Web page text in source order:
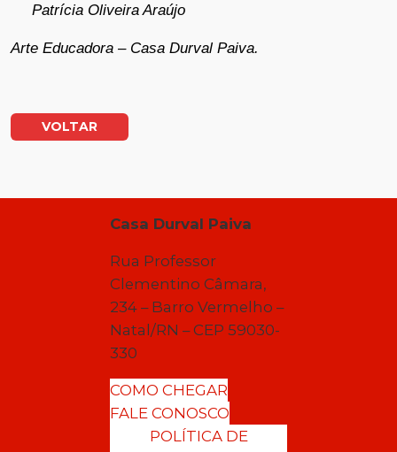
Patrícia Oliveira Araújo
Arte Educadora – Casa Durval Paiva.
VOLTAR
Casa Durval Paiva
Rua Professor
Clementino Câmara,
234 – Barro Vermelho –
Natal/RN – CEP 59030-
330
COMO CHEGAR
FALE CONOSCO
POLÍTICA DE